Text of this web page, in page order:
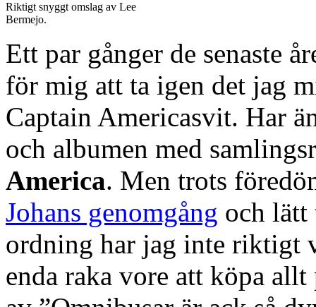
Riktigt snyggt omslag av Lee
Bermejo.
Ett par gånger de senaste
för mig att ta igen det jag
Captain Americasvit. Har
och albumen med
America. Men trots
Johans genomgång och lätt
ordning har jag inte riktigt
enda raka vore att köpa